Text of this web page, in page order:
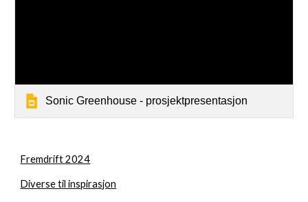
Sonic Greenhouse - prosjektpresentasjon
Fremdrift 2024
Diverse til inspirasjon